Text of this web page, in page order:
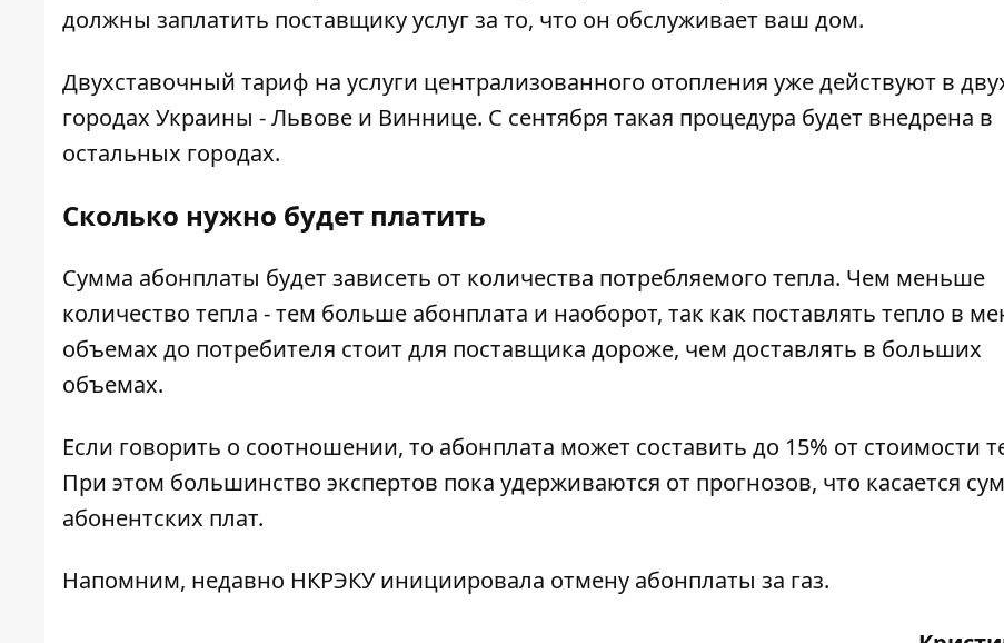
должны заплатить поставщику услуг за то, что он обслуживает ваш дом.
Двухставочный тариф на услуги централизованного отопления уже действуют в
городах Украины - Львове и Виннице. С сентября такая процедура будет внедрена в
остальных городах.
Сколько нужно будет платить
Сумма абонплаты будет зависеть от количества потребляемого тепла. Чем меньше
количество тепла - тем больше абонплата и наоборот, так как поставлять тепло в
объемах до потребителя стоит для поставщика дороже, чем доставлять в больших
объемах.
Если говорить о соотношении, то абонплата может составить до 15% от стоимости
При этом большинство экспертов пока удерживаются от прогнозов, что касается
абонентских плат.
Напомним, недавно НКРЭКУ инициировала отмену абонплаты за газ.